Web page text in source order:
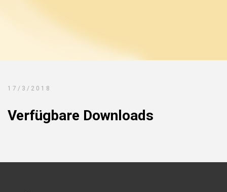
17/3/2018
Verfügbare Downloads